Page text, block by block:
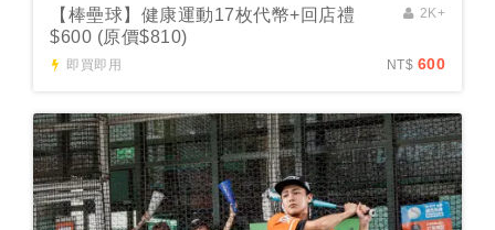
【棒壘球】健康運動17枚代幣+回店禮
$600 (原價$810)
即買即用
2K+
NT$ 600